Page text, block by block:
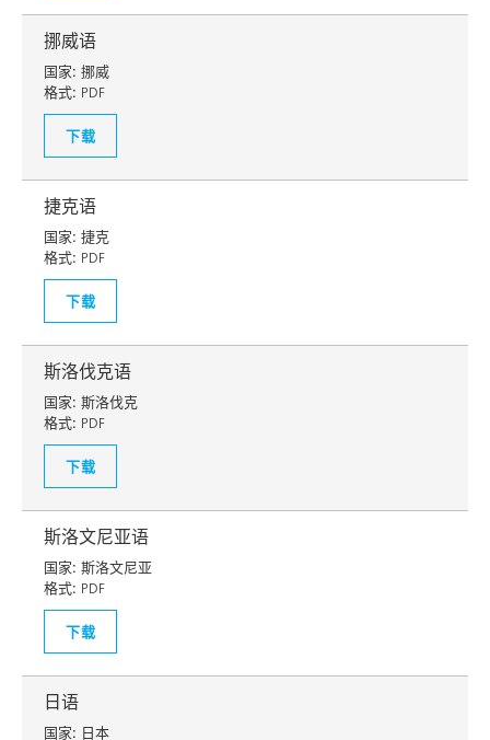
挪威语
国家: 挪威
格式: PDF
下载
捷克语
国家: 捷克
格式: PDF
下载
斯洛伐克语
国家: 斯洛伐克
格式: PDF
下载
斯洛文尼亚语
国家: 斯洛文尼亚
格式: PDF
下载
日语
国家: 日本